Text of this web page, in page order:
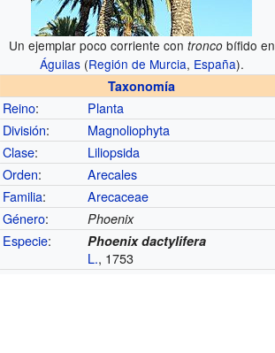
Un ejemplar poco corriente con troncobífido en
Águilas(Región de Murcia, España).
Taxonomía
Reino:
Planta
División:
Magnoliophyta
Clase:
Liliopsida
Orden:
Arecales
Familia:
Arecaceae
Género: Phoenix
Especie: Phoenix dactylifera
L., 1753